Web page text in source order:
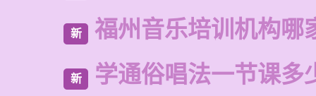
新 福州音乐培训机构哪
新 学通俗唱法一节课多